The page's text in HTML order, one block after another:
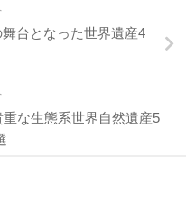
台となった世界遺産4
な生態系世界自然遺産5